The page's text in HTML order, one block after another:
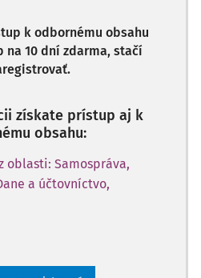
k odbornému obsahu
10 dní zdarma, stačí
získate prístup aj k
obsahu:
oblasti: Samospráva,
a účtovníctvo,